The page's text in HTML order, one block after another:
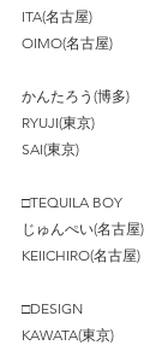
ITA(名古屋)
OIMO(名古屋)
かんたろう(博多)
RYUJI(東京)
SAI(東京)
□TEQUILA BOY
じゅんぺい(名古屋)
KEIICHIRO(名古屋)
□DESIGN
KAWATA(東京)